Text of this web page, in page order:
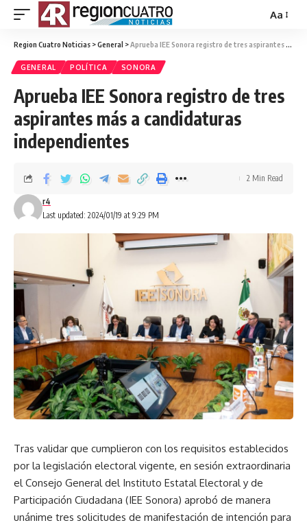
Aa
Region Cuatro Noticias >General >Aprueba IEE Sonora registro de tres aspirantes más a candidaturas independientes
GENERAL POLÍTICA SONORA
Aprueba IEE Sonora registro de tres
aspirantes más a candidaturas
independientes
Last updated: 2024/01/19 at 9:29 PM
r4
2 Min Read
Tras validar que cumplieron con los requisitos establecidos
por la legislación electoral vigente, en sesión extraordinaria
el Consejo General del Instituto Estatal Electoral y de
Participación Ciudadana (IEE Sonora) aprobó de manera
unánime tres solicitudes de manifestación de intención para